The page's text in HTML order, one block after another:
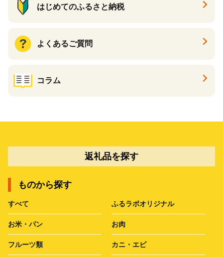
はじめてのふるさと納税
よくあるご質問
コラム
返礼品を探す
ものから探す
すべて ふるラボオリジナル
お米・パン お肉
フルーツ類 カニ・エビ